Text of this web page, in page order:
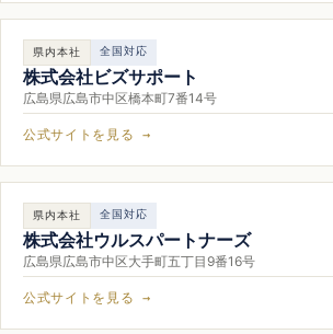
県内本社 全国対応
株式会社ビズサポート
広島県広島市中区橋本町7番14号
公式サイトを見る →
県内本社 全国対応
株式会社ウルスパートナーズ
広島県広島市中区大手町五丁目9番16号
公式サイトを見る →